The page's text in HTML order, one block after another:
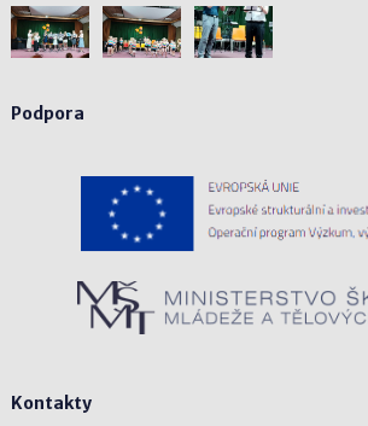
Podpora
Kontakty